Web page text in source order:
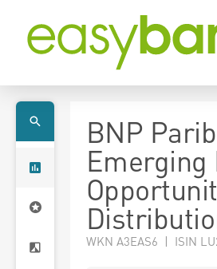
BNP
Emerging
WKN A3EAS6 | ISIN